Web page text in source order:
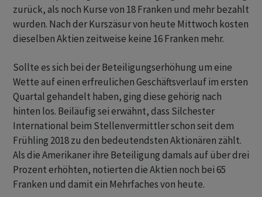
zurück, als noch Kurse von 18 Franken und mehr bezahlt
wurden. Nach der Kurszäsur von heute Mittwoch kosten
dieselben Aktien zeitweise keine 16 Franken mehr.
Sollte es sich bei der Beteiligungserhöhung um eine
Wette auf einen erfreulichen Geschäftsverlauf im ersten
Quartal gehandelt haben, ging diese gehörig nach
hinten los. Beiläufig sei erwähnt, dass Silchester
International beim Stellenvermittler schon seit dem
Frühling 2018 zu den bedeutendsten Aktionären zählt.
Als die Amerikaner ihre Beteiligung damals auf über drei
Prozent erhöhten, notierten die Aktien noch bei 65
Franken und damit ein Mehrfaches von heute.